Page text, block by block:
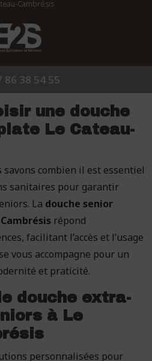
Cambrésis
86 38 54 55
une douche
Le Cateau-
savons combien il est essentiel
sanitaires pour garantir
La douche senior
répond
facilitant l’accès et l’usage
vous accompagne pour un
et praticité.
douche extra-
à Le
personnalisées pour